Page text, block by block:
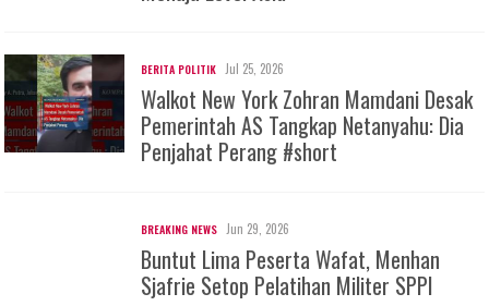
BERITA POLITIK Jul 25, 2026
Walkot New York Zohran Mamdani Desak
Pemerintah AS Tangkap Netanyahu: Dia
Penjahat Perang #short
BREAKING NEWS Jun 29, 2026
Buntut Lima Peserta Wafat, Menhan
Sjafrie Setop Pelatihan Militer SPPI